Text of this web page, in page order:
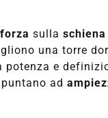
forza sullaschiena
una torre
potenza e
puntano ad